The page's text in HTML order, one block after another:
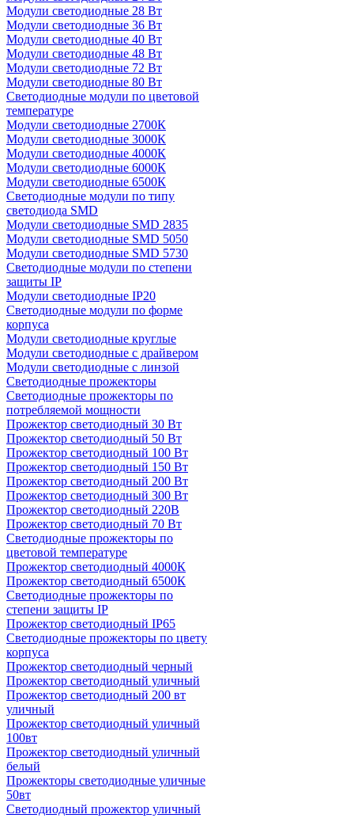
Модули светодиодные 28 Вт
Модули светодиодные 36 Вт
Модули светодиодные 40 Вт
Модули светодиодные 48 Вт
Модули светодиодные 72 Вт
Модули светодиодные 80 Вт
Светодиодные модули по цветовой
температуре
Модули светодиодные 2700К
Модули светодиодные 3000К
Модули светодиодные 4000К
Модули светодиодные 6000К
Модули светодиодные 6500К
Светодиодные модули по типу
светодиода SMD
Модули светодиодные SMD 2835
Модули светодиодные SMD 5050
Модули светодиодные SMD 5730
Светодиодные модули по степени
защиты IP
Модули светодиодные IP20
Светодиодные модули по форме
корпуса
Модули светодиодные круглые
Модули светодиодные с драйвером
Модули светодиодные с линзой
Светодиодные прожекторы
Светодиодные прожекторы по
потребляемой мощности
Прожектор светодиодный 30 Вт
Прожектор светодиодный 50 Вт
Прожектор светодиодный 100 Вт
Прожектор светодиодный 150 Вт
Прожектор светодиодный 200 Вт
Прожектор светодиодный 300 Вт
Прожектор светодиодный 220В
Прожектор светодиодный 70 Вт
Светодиодные прожекторы по
цветовой температуре
Прожектор светодиодный 4000К
Прожектор светодиодный 6500К
Светодиодные прожекторы по
степени защиты IP
Прожектор светодиодный IP65
Светодиодные прожекторы по цвету
корпуса
Прожектор светодиодный черный
Прожектор светодиодный уличный
Прожектор светодиодный 200 вт
уличный
Прожектор светодиодный уличный
100вт
Прожектор светодиодный уличный
белый
Прожекторы светодиодные уличные
50вт
Светодиодный прожектор уличный